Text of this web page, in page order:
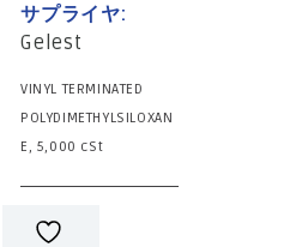
サプライヤ:
Gelest
VINYL TERMINATED
POLYDIMETHYLSILOXAN
E, 5,000 cSt